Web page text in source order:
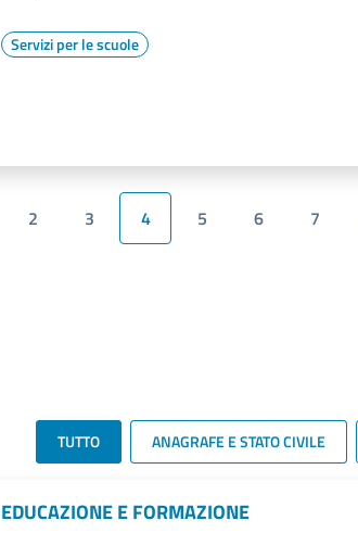
Servizi per le scuole
2 3 4 5 6 7
TUTTO ANAGRAFE E STATO CIVILE
EDUCAZIONE E FORMAZIONE